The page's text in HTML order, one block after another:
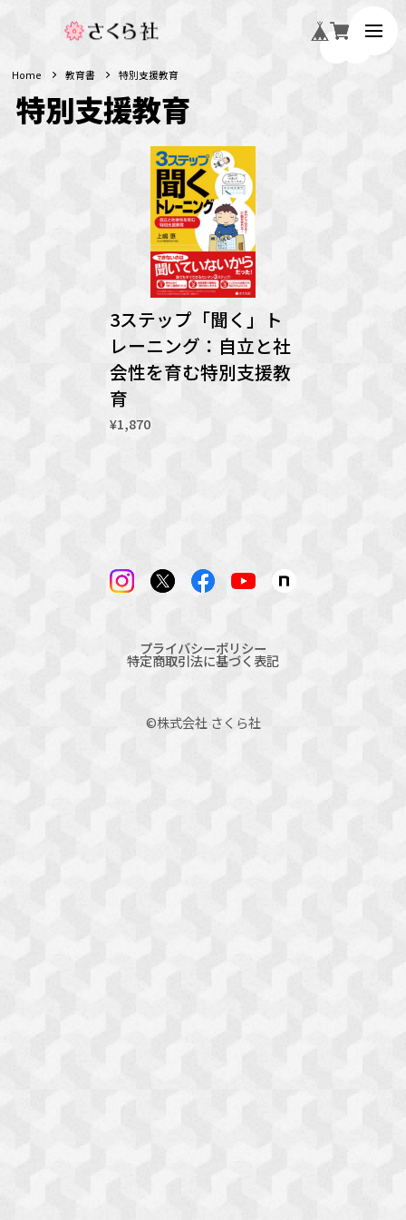
Home 教育書 特別支援教育
特別支援教育
3ステップ「聞く」ト
レーニング：自立と社
会性を育む特別支援教
育
¥1,870
プライバシーポリシー
特定商取引法に基づく表記
©︎株式会社 さくら社